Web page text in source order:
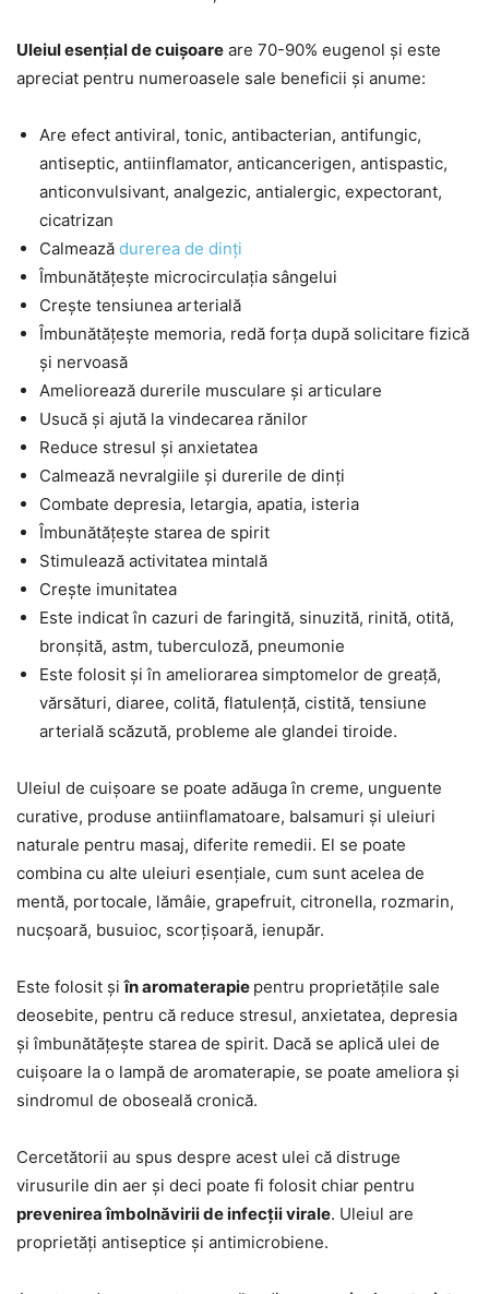
Uleiul esențial de cuișoare are 70-90% eugenol și este
apreciat pentru numeroasele sale beneficii și anume:
Are efect antiviral, tonic, antibacterian, antifungic,
antiseptic, antiinflamator, anticancerigen, antispastic,
anticonvulsivant, analgezic, antialergic, expectorant,
cicatrizan
Calmează durerea de dinți
Îmbunătățește microcirculația sângelui
Crește tensiunea arterială
Îmbunătățește memoria, redă forța după solicitare fizică
și nervoasă
Ameliorează durerile musculare și articulare
Usucă și ajută la vindecarea rănilor
Reduce stresul și anxietatea
Calmează nevralgiile și durerile de dinți
Combate depresia, letargia, apatia, isteria
Îmbunătățește starea de spirit
Stimulează activitatea mintală
Crește imunitatea
Este indicat în cazuri de faringită, sinuzită, rinită, otită,
bronșită, astm, tuberculoză, pneumonie
Este folosit și în ameliorarea simptomelor de greață,
vărsături, diaree, colită, flatulență, cistită, tensiune
arterială scăzută, probleme ale glandei tiroide.
Uleiul de cuișoare se poate adăuga în creme, unguente
curative, produse antiinflamatoare, balsamuri și uleiuri
naturale pentru masaj, diferite remedii. El se poate
combina cu alte uleiuri esențiale, cum sunt acelea de
mentă, portocale, lămâie, grapefruit, citronella, rozmarin,
nucșoară, busuioc, scorțișoară, ienupăr.
Este folosit șiîn aromaterapie pentru proprietățile sale
deosebite, pentru că reduce stresul, anxietatea, depresia
și îmbunătățește starea de spirit. Dacă se aplică ulei de
cuișoare la o lampă de aromaterapie, se poate ameliora și
sindromul de oboseală cronică.
Cercetătorii au spus despre acest ulei că distruge
virusurile din aer și deci poate fi folosit chiar pentru
prevenirea îmbolnăvirii de infecții virale. Uleiul are
proprietăți antiseptice și antimicrobiene.